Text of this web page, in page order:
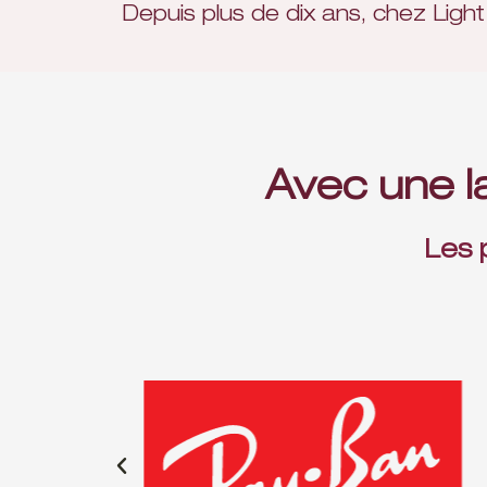
Depuis plus de dix ans, chez
Avec une
Les